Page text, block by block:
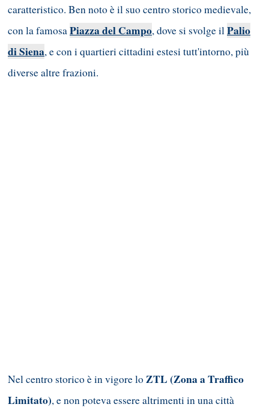
caratteristico. Ben noto è il suo centro storico medievale,
con la famosaPiazza del Campo, dove si svolge il Palio
di Siena, e con i quartieri cittadini estesi tutt'intorno, più
diverse altre frazioni.
Nel centro storico è in vigore loZTL (Zona a Traffico
Limitato), e non poteva essere altrimenti in una città